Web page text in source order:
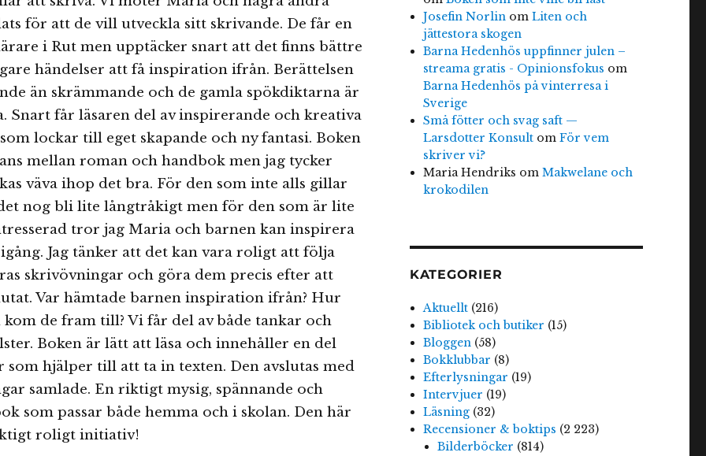
för att de vill utveckla sitt skrivande. De får en
i Rut men upptäcker snart att det finns bättre
händelser att få inspiration ifrån. Berättelsen
än skrämmande och de gamla spökdiktarna är
Snart får läsaren del av inspirerande och kreativa
lockar till eget skapande och ny fantasi. Boken
mellan roman och handbok men jag tycker
väva ihop det bra. För den som inte alls gillar
nog bli lite långtråkigt men för den som är lite
tror jag Maria och barnen kan inspirera
Jag tänker att det kan vara roligt att följa
skrivövningar och göra dem precis efter att
Var hämtade barnen inspiration ifrån? Hur
kom de fram till? Vi får del av både tankar och
Boken är lätt att läsa och innehåller en del
som hjälper till att ta in texten. Den avslutas med
samlade. En riktigt mysig, spännande och
som passar både hemma och i skolan. Den här
roligt initiativ!
Josefin Norlin omLiten och
jättestora skogen
Barna Hedenhös uppfinner julen –
streama gratis - Opinionsfokus om
Barna Hedenhös på vinterresa i
Sverige
Små fötter och svag saft —
Larsdotter Konsult omFör vem
skriver vi?
Maria Hendriks omMakwelane och
krokodilen
KATEGORIER
Aktuellt (216)
Bibliotek och butiker (15)
Bloggen (58)
Bokklubbar (8)
Efterlysningar (19)
Intervjuer (19)
Läsning (32)
Recensioner & boktips (2 223)
Bilderböcker (814)